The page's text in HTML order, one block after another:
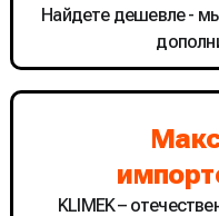
Найдете дешевле -
KLIMEK –